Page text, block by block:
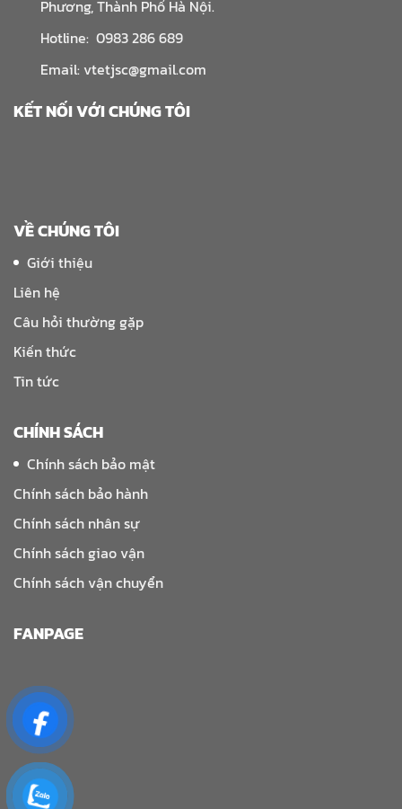
Phương, Thành Phố Hà Nội.
Hotline: 0983 286 689
Email: vtetjsc@gmail.com
KẾT NỐI VỚI CHÚNG TÔI
VỀ CHÚNG TÔI
Giới thiệu
Liên hệ
Câu hỏi thường gặp
Kiến thức
Tin tức
CHÍNH SÁCH
Chính sách bảo mật
Chính sách bảo hành
Chính sách nhân sự
Chính sách giao vận
Chính sách vận chuyển
FANPAGE